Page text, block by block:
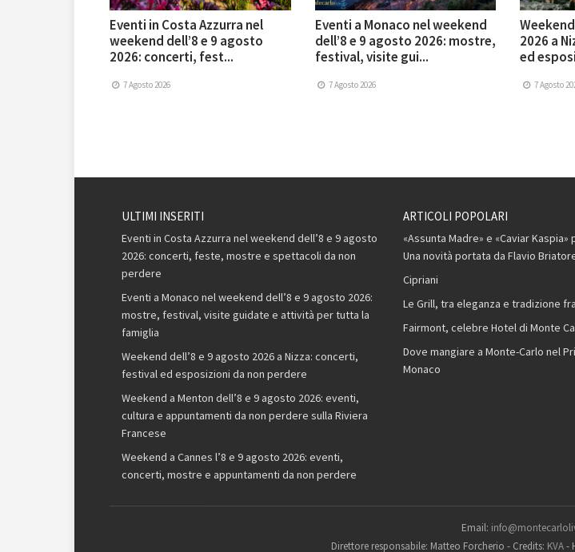
Eventi in Costa Azzurra nel
weekend dell’8 e 9 agosto
2026: concerti, fest...
7 Agosto 2026
Eventi a Monaco nel weekend
dell’8 e 9 agosto 2026: mostre,
festival, visite gui...
7 Agosto 2026
2026 a
ed
7 Agosto
ULTIMI INSERITI
Eventi in Costa Azzurra nel weekend dell’8 e 9 agosto
2026: concerti, feste, mostre e spettacoli da non
perdere
Eventi a Monaco nel weekend dell’8 e 9 agosto 2026:
mostre, festival, visite guidate e attività per tutta la
famiglia
Weekend dell’8 e 9 agosto 2026 a Nizza: concerti,
festival ed esposizioni da non perdere
Weekend a Menton dell’8 e 9 agosto 2026: eventi,
cultura e appuntamenti da non perdere sulla Riviera
Francese
Weekend a Cannes l’8 e 9 agosto 2026: eventi,
concerti, mostre e appuntamenti da non perdere
ARTICOLI POPOLARI
«Assunta Madre» e «Caviar
Una novità portata da Flavio
Cipriani
Le Grill, tra eleganza e tradizione
Fairmont, celebre Hotel di Monte
Dove mangiare a Monte-Carlo nel
Monaco
Email:
Direttore responsabile: Matteo Forcherio - Credits: KVA-